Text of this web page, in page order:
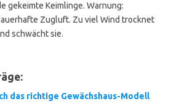
gekeimte Keimlinge. Warnung:
Zugluft. Zu viel Wind trocknet
schwächt sie.
das richtige Gewächshaus-Modell